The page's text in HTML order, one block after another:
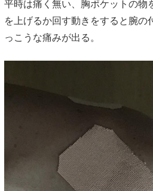
平時は痛く無い、胸ポケットの物
を上げるか回す動きをすると腕の
っこうな痛みが出る。